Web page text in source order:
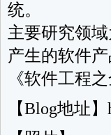
统。
主要研究领
产生的软件
《软件工程
【Blog地址